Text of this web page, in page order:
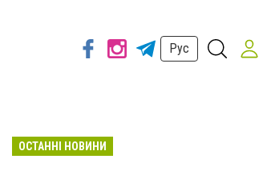
Рус
ОСТАННІ НОВИНИ